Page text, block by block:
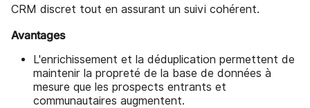
CRM discret tout en assurant un suivi cohérent.
Avantages
L'enrichissement et la déduplication permettent de
maintenir la propreté de la base de données à
mesure que les prospects entrants et
communautaires augmentent.